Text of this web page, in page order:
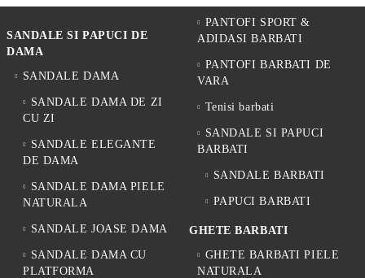
Modelele ușoare cu branț moale și talpă flexibilă oferă mai mult
2. Verifică materialele
purtării îndelungate.
3. Optează pentru modele versatile
Modelele minimaliste și culorile neutre permit combinarea ușoară cu
diferite ținute casual și sport-elegante.
De ce să alegi PESHTERA FOOTWARE
Clientele aleg PESHTERA FOOTWARE pentru:
✔️ încălțăminte din piele naturală;
✔️ colecții actuale pentru 2026;
✔️ confort și stabilitate;
SANDALE SI PAPUCI DE
DAMA
SANDALE DAMA
SANDALE DAMA DE ZI
CU ZI
SANDALE ELEGANTE
DE DAMA
SANDALE DAMA PIELE
NATURALA
SANDALE JOASE DAMA
SANDALE DAMA CU
PLATFORMA
PANTOFI SPORT &
ADIDASI BARBATI
PANTOFI BARBATI DE
VARA
Tenisi barbati
SANDALE SI PAPUCI
BARBATI
SANDALE BARBATI
PAPUCI BARBATI
GHETE BARBATI
GHETE BARBATI PIELE
NATURALA